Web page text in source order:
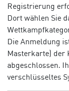
Registrierung
Dort wählen Sie
Die Anmeldung
Masterkarte) der
abgeschlossen.
verschlüsseltes